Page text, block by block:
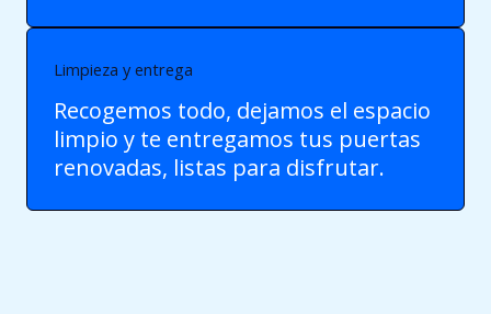
Limpieza y entrega
Recogemos todo, dejamos el espacio
limpio y te entregamos tus puertas
renovadas, listas para disfrutar.